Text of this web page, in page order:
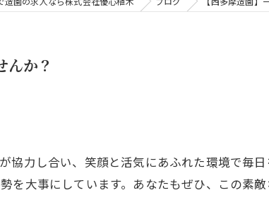
んか？
力し合い、笑顔と活気にあふれた環境で毎
を大事にしています。あなたもぜひ、この素